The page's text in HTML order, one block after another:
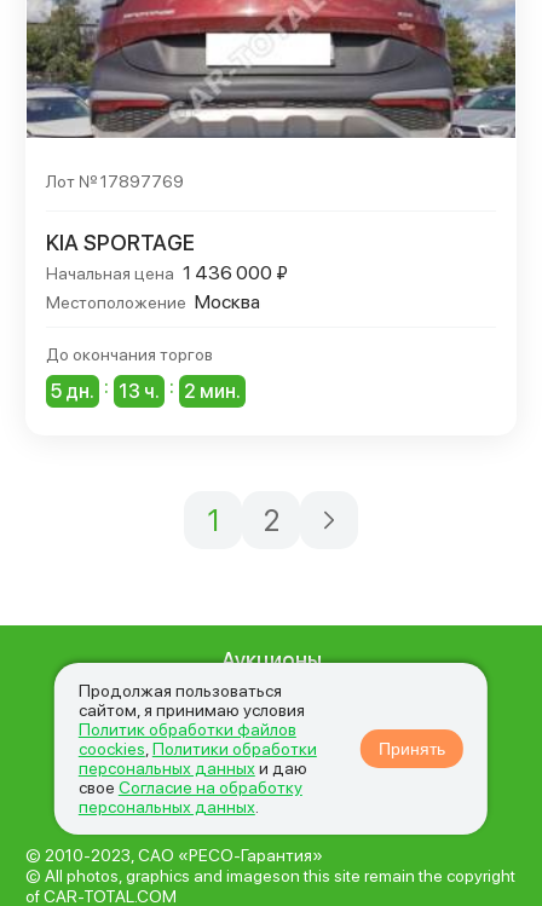
Лот № 17897769
KIA SPORTAGE
Начальная цена 1 436 000 ₽
Местоположение Москва
До окончания торгов
5 дн. : 13 ч. : 2 мин.
1 2
Аукционы
О нас
Вопросы и ответы
Новости
Контакты
© 2010-2023, САО «РЕСО-Гарантия»
© All photos, graphics and imageson this site remain the copyright
of CAR-TOTAL.COM
Продолжая пользоваться
сайтом, я принимаю условия
Политик обработки файлов
coockies Политики обработки
персональных данныхи даю
свое Согласие на обработку
персональных данных.
Принять